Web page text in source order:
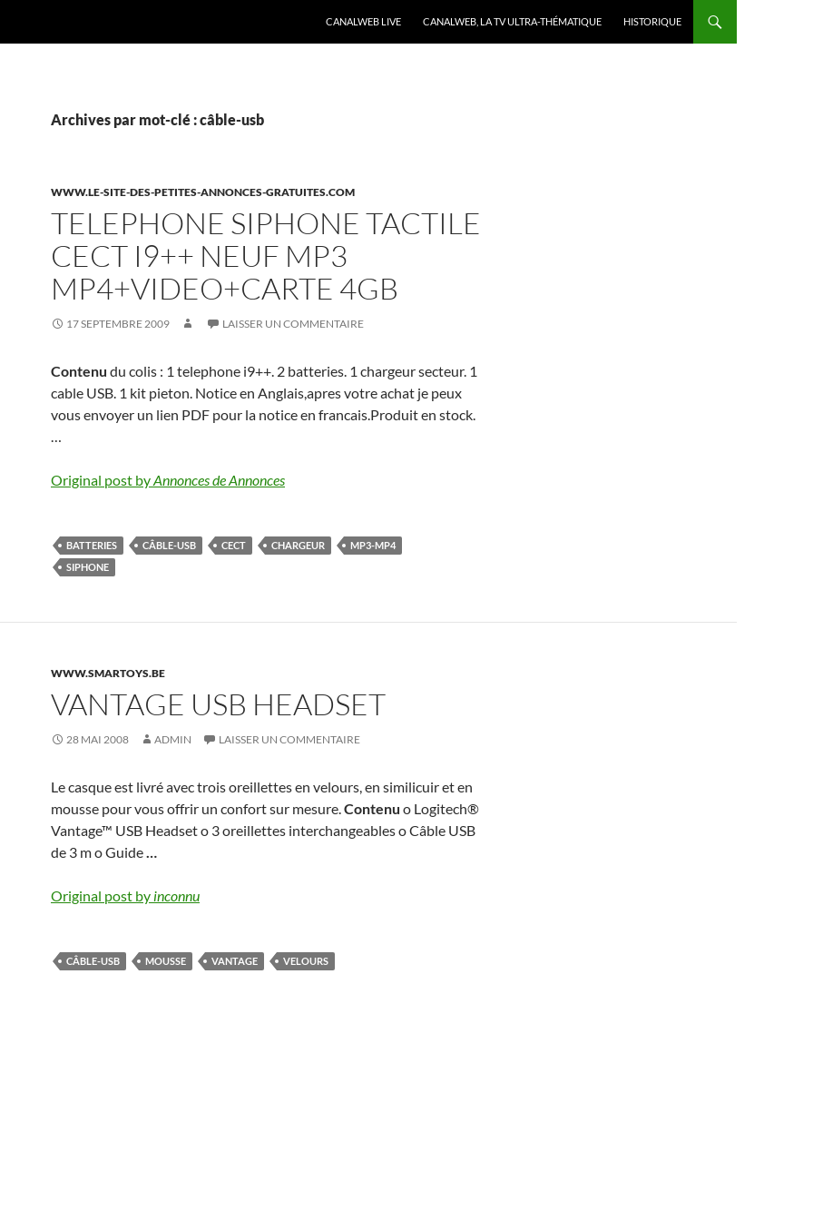
CANALWEB LIVE CANALWEB, LA TV ULTRA-THÉMATIQUE HISTORIQUE
Archives par mot-clé : câble-usb
WWW.LE-SITE-DES-PETITES-ANNONCES-GRATUITES.COM
TELEPHONE SIPHONE TACTILE
CECT I9++ NEUF MP3
MP4+VIDEO+CARTE 4GB
17 SEPTEMBRE 2009 LAISSER UN COMMENTAIRE
Contenu du colis : 1 telephone i9++. 2 batteries. 1 chargeur secteur. 1
cable USB. 1 kit pieton. Notice en Anglais,apres votre achat je peux
vous envoyer un lien PDF pour la notice en francais.Produit en stock.
…
Original post byAnnonces de Annonces
BATTERIES CÂBLE-USB CECT CHARGEUR
MP3-MP4
SIPHONE
WWW.SMARTOYS.BE
VANTAGE USB HEADSET
28 MAI 2008 ADMIN LAISSER UN COMMENTAIRE
Le casque est livré avec trois oreillettes en velours, en similicuir et en
mousse pour vous offrir un confort sur mesure.Contenu o Logitech®
Vantage™ USB Headset o 3 oreillettes interchangeables o Câble USB
de 3 m o Guide…
Original post by inconnu
CÂBLE-USB MOUSSE VANTAGE VELOURS